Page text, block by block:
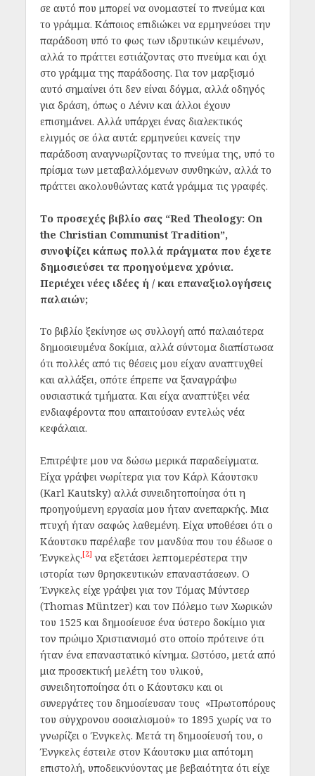
σε αυτό που μπορεί να ονομαστεί το πνεύμα και
το γράμμα. Κάποιος επιδιώκει να ερμηνεύσει την
παράδοση υπό το φως των ιδρυτικών κειμένων,
αλλά το πράττει εστιάζοντας στο πνεύμα και όχι
στο γράμμα της παράδοσης. Για τον μαρξισμό
αυτό σημαίνει ότι δεν είναι δόγμα, αλλά οδηγός
για δράση, όπως ο Λένιν και άλλοι έχουν
επισημάνει. Αλλά υπάρχει ένας διαλεκτικός
ελιγμός σε όλα αυτά: ερμηνεύει κανείς την
παράδοση αναγνωρίζοντας το πνεύμα της, υπό το
πρίσμα των μεταβαλλόμενων συνθηκών, αλλά το
πράττει ακολουθώντας κατά γράμμα τις γραφές.
Το προσεχές βιβλίο σας “Red Theology: On
the Christian Communist Tradition”,
συνοψίζει κάπως πολλά πράγματα που έχετε
δημοσιεύσει τα προηγούμενα χρόνια.
Περιέχει νέες ιδέες ή / και επαναξιολογήσεις
παλαιών;
Το βιβλίο ξεκίνησε ως συλλογή από παλαιότερα
δημοσιευμένα δοκίμια, αλλά σύντομα διαπίστωσα
ότι πολλές από τις θέσεις μου είχαν αναπτυχθεί
και αλλάξει, οπότε έπρεπε να ξαναγράψω
ουσιαστικά τμήματα. Και είχα αναπτύξει νέα
ενδιαφέροντα που απαιτούσαν εντελώς νέα
κεφάλαια.
Επιτρέψτε μου να δώσω μερικά παραδείγματα.
Είχα γράψει νωρίτερα για τον Κάρλ Κάουτσκυ
(Karl Kautsky) αλλά συνειδητοποίησα ότι η
προηγούμενη εργασία μου ήταν ανεπαρκής. Μια
πτυχή ήταν σαφώς λαθεμένη. Είχα υποθέσει ότι ο
Κάουτσκυ παρέλαβε τον μανδύα που του έδωσε ο
Ένγκελς·[2] να εξετάσει λεπτομερέστερα την
ιστορία των θρησκευτικών επαναστάσεων. Ο
Ένγκελς είχε γράψει για τον Τόμας Μύντσερ
(Thomas Müntzer) και τον Πόλεμο των Χωρικών
του 1525 και δημοσίευσε ένα ύστερο δοκίμιο για
τον πρώιμο Χριστιανισμό στο οποίο πρότεινε ότι
ήταν ένα επαναστατικό κίνημα. Ωστόσο, μετά από
μια προσεκτική μελέτη του υλικού,
συνειδητοποίησα ότι ο Κάουτσκυ και οι
συνεργάτες του δημοσίευσαν τους «Πρωτοπόρους
του σύγχρονου σοσιαλισμού» το 1895 χωρίς να το
γνωρίζει ο Ένγκελς. Μετά τη δημοσίευσή του, ο
Ένγκελς έστειλε στον Κάουτσκυ μια απότομη
επιστολή, υποδεικνύοντας με βεβαιότητα ότι είχε